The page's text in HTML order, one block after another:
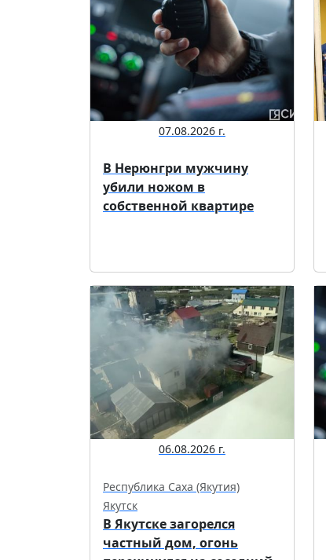
07.08.2026 г.
В Нерюнгри мужчину
убили ножом в
собственной квартире
06.08.2026 г.
Республика Саха (Якутия)
Якутск
В Якутске загорелся
частный дом, огонь